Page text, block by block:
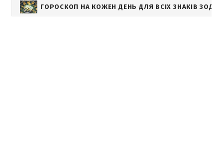
ГОРОСКОП НА КОЖЕН ДЕНЬ ДЛЯ ВСІХ ЗНАКІВ